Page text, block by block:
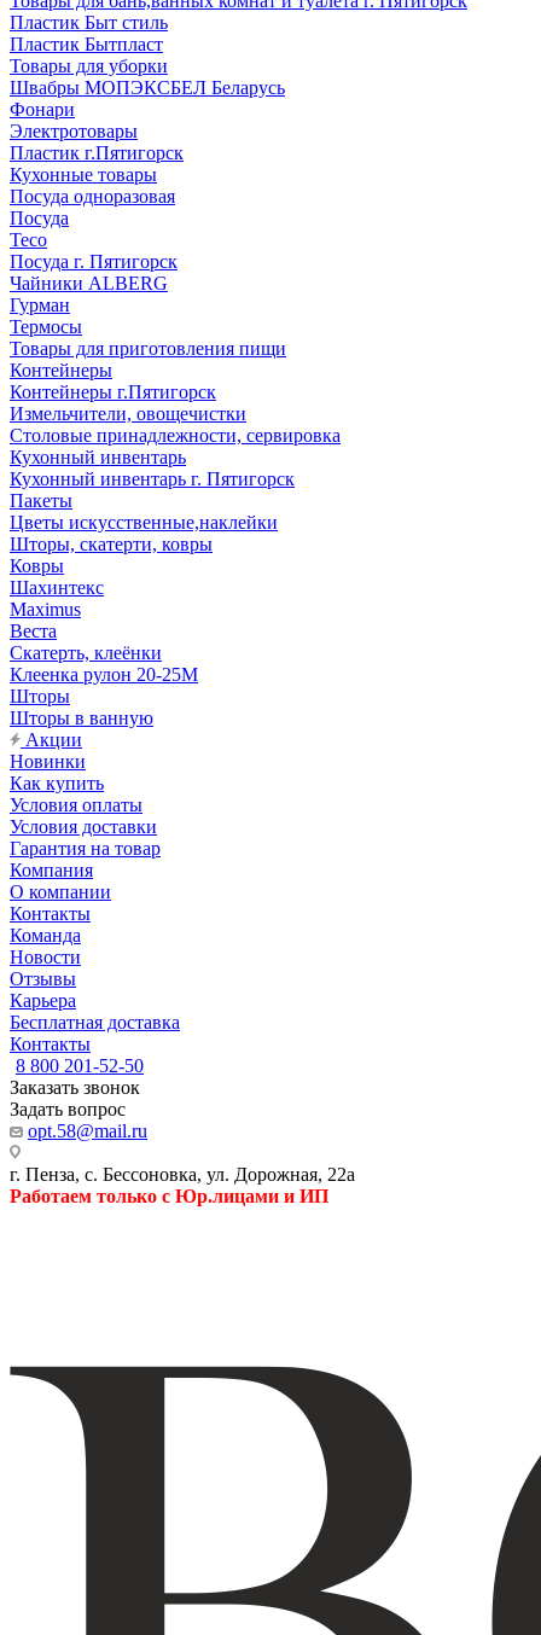
Пластик Быт стиль
Пластик Бытпласт
Товары для уборки
Швабры МОПЭКСБЕЛ Беларусь
Фонари
Электротовары
Пластик г.Пятигорск
Кухонные товары
Посуда одноразовая
Посуда
Teco
Посуда г. Пятигорск
Чайники ALBERG
Гурман
Термосы
Товары для приготовления пищи
Контейнеры
Контейнеры г.Пятигорск
Измельчители, овощечистки
Столовые принадлежности, сервировка
Кухонный инвентарь
Кухонный инвентарь г. Пятигорск
Пакеты
Цветы искусственные,наклейки
Шторы, скатерти, ковры
Ковры
Шахинтекс
Maximus
Веста
Скатерть, клеёнки
Клеенка рулон 20-25М
Шторы
Шторы в ванную
Акции
Новинки
Как купить
Условия оплаты
Условия доставки
Гарантия на товар
Компания
О компании
Контакты
Команда
Новости
Отзывы
Карьера
Бесплатная доставка
Контакты
8 800 201-52-50
Заказать звонок
Задать вопрос
opt.58@mail.ru
г. Пенза, с. Бессоновка, ул. Дорожная, 22а
Работаем только с Юр.лицами и ИП